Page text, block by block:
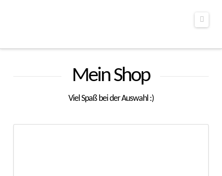
Mein Shop
Viel Spaß bei der Auswahl :)